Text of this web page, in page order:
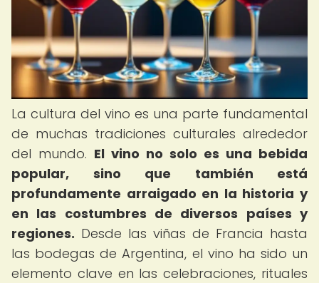
La cultura del vino es una parte fundamental
de muchas tradiciones culturales alrededor
del mundo. El vino no solo es una bebida
popular, sino que también está
profundamente arraigado en la historia y
en las costumbres de diversos países y
regiones. Desde las viñas de Francia hasta
las bodegas de Argentina, el vino ha sido un
elemento clave en las celebraciones, rituales